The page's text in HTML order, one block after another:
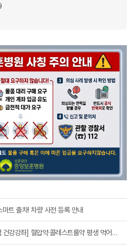
마트 출차! 차량 사전 등록 안내
[현대백화점 건강강좌] 혈압약·콜레스트롤약 평생 먹어야 할까요? (순환기내과 김지혜 전문의)